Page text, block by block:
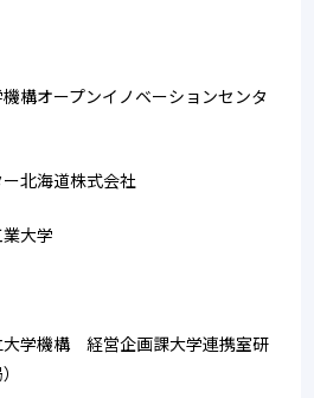
構オープンイノベーションセンタ
北海道株式会社
大学
学機構　経営企画課大学連携室研